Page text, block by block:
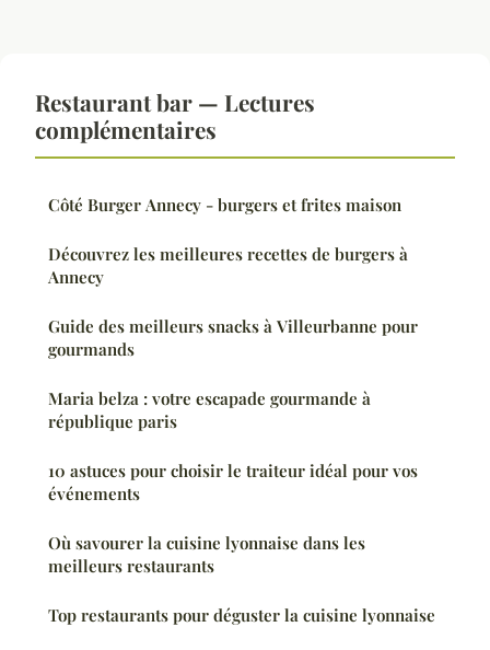
Restaurant bar — Lectures
complémentaires
Côté Burger Annecy - burgers et frites maison
Découvrez les meilleures recettes de burgers à
Annecy
Guide des meilleurs snacks à Villeurbanne pour
gourmands
Maria belza : votre escapade gourmande à
république paris
10 astuces pour choisir le traiteur idéal pour vos
événements
Où savourer la cuisine lyonnaise dans les
meilleurs restaurants
Top restaurants pour déguster la cuisine lyonnaise